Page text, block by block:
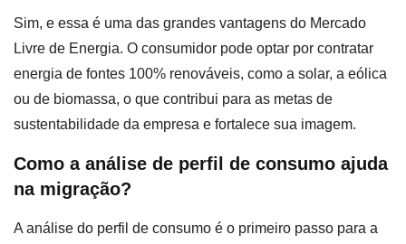
Sim, e essa é uma das grandes vantagens do Mercado
Livre de Energia. O consumidor pode optar por contratar
energia de fontes 100% renováveis, como a solar, a eólica
ou de biomassa, o que contribui para as metas de
sustentabilidade da empresa e fortalece sua imagem.
Como a análise de perfil de consumo ajuda
na migração?
A análise do perfil de consumo é o primeiro passo para a